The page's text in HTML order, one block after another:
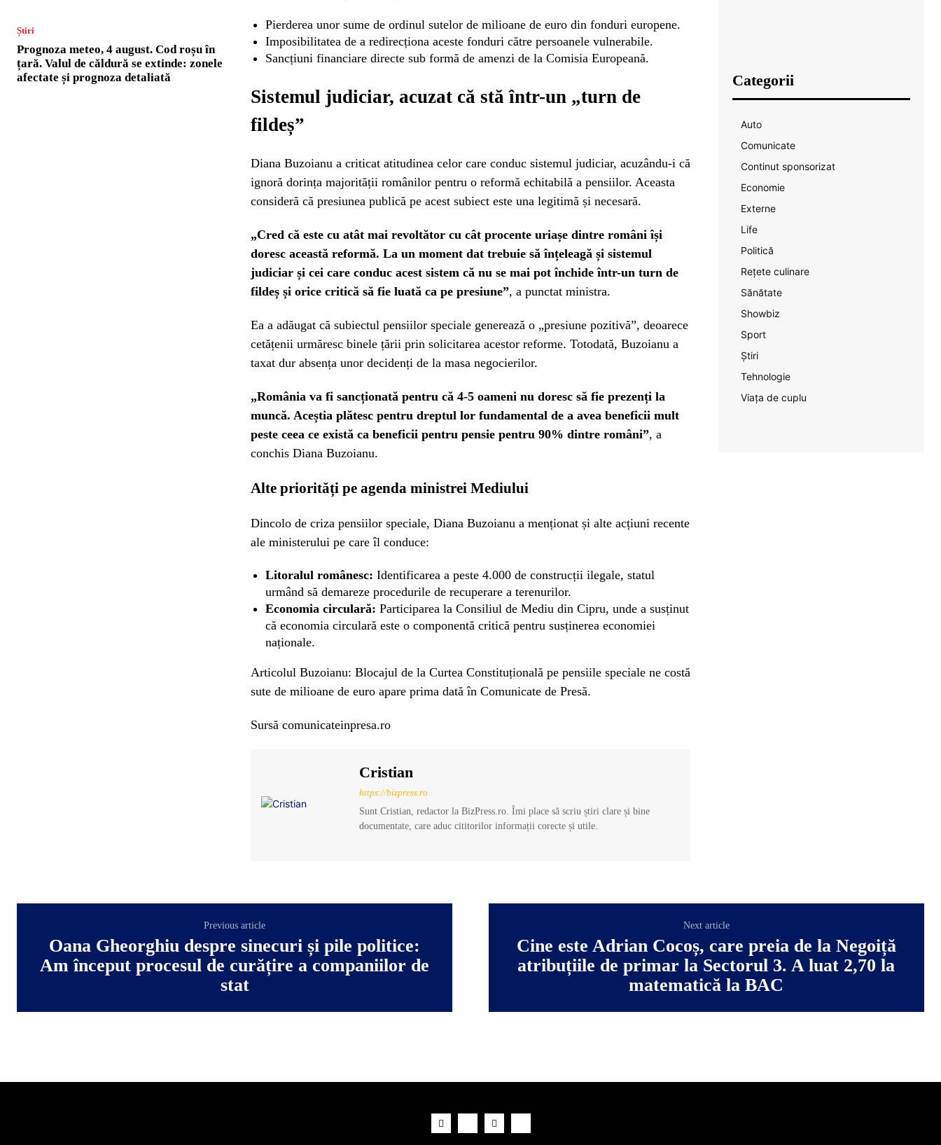
Știri
Prognoza meteo, 4 august. Cod roșu în
țară. Valul de căldură se extinde: zonele
afectate și prognoza detaliată
Pierderea unor sume de ordinul sutelor de milioane de euro din fonduri europene.
Imposibilitatea de a redirecționa aceste fonduri către persoanele vulnerabile.
Sancțiuni financiare directe sub formă de amenzi de la Comisia Europeană.
Sistemul judiciar, acuzat că stă într-un „turn de
fildeș”
Diana Buzoianu a criticat atitudinea celor care conduc sistemul judiciar, acuzându-i că
ignoră dorința majorității românilor pentru o reformă echitabilă a pensiilor. Aceasta
consideră că presiunea publică pe acest subiect este una legitimă și necesară.
„Cred că este cu atât mai revoltător cu cât procente uriașe dintre români își
doresc această reformă. La un moment dat trebuie să înțeleagă și sistemul
judiciar și cei care conduc acest sistem că nu se mai pot închide într-un turn de
fildeș și orice critică să fie luată ca pe presiune”, a punctat ministra.
Ea a adăugat că subiectul pensiilor speciale generează o „presiune pozitivă”, deoarece
cetățenii urmăresc binele țării prin solicitarea acestor reforme. Totodată, Buzoianu a
taxat dur absența unor decidenți de la masa negocierilor.
„România va fi sancționată pentru că 4-5 oameni nu doresc să fie prezenți la
muncă. Aceștia plătesc pentru dreptul lor fundamental de a avea beneficii mult
peste ceea ce există ca beneficii pentru pensie pentru 90% dintre români”, a
conchis Diana Buzoianu.
Alte priorități pe agenda ministrei Mediului
Dincolo de criza pensiilor speciale, Diana Buzoianu a menționat și alte acțiuni recente
ale ministerului pe care îl conduce:
Litoralul românesc: Identificarea a peste 4.000 de construcții ilegale, statul
urmând să demareze procedurile de recuperare a terenurilor.
Economia circulară: Participarea la Consiliul de Mediu din Cipru, unde a susținut
că economia circulară este o componentă critică pentru susținerea economiei
naționale.
Articolul Buzoianu: Blocajul de la Curtea Constituțională pe pensiile speciale ne costă
sute de milioane de euro apare prima dată în Comunicate de Presă.
Sursă comunicateinpresa.ro
Cristian
https://bizpress.ro
Sunt Cristian, redactor la BizPress.ro. Îmi place să scriu știri clare și bine
documentate, care aduc cititorilor informații corecte și utile.
Categorii
Auto
Comunicate
Continut sponsorizat
Economie
Externe
Life
Politică
Rețete culinare
Sănătate
Showbiz
Sport
Știri
Tehnologie
Viața de cuplu
Previous article
Oana Gheorghiu despre sinecuri și pile politice:
Am început procesul de curățire a companiilor de
stat
Next article
Cine este Adrian Cocoș, care preia de la Negoiță
atribuțiile de primar la Sectorul 3. A luat 2,70 la
matematică la BAC